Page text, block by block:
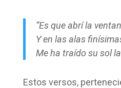
“Es que abrí la
Y en las alas
Me ha traído su sol
Estos versos,